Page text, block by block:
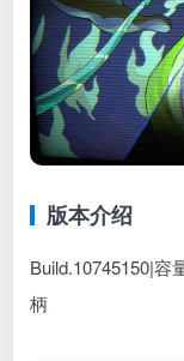
版本介绍
Build.10745150|容
柄